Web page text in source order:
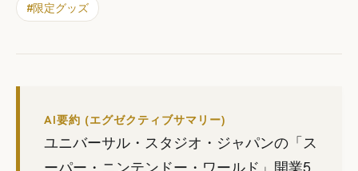
#限定グッズ
AI要約 (エグゼクティブサマリー)
ユニバーサル・スタジオ・ジャパンの「ス